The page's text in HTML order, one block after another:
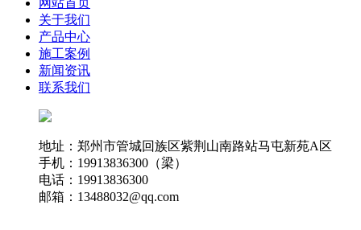
关于我们
产品中心
施工案例
新闻资讯
联系我们
地址：郑州市管城回族区紫荆山南路站马屯新苑A区
手机：19913836300（梁）
电话：19913836300
邮箱：13488032@qq.com